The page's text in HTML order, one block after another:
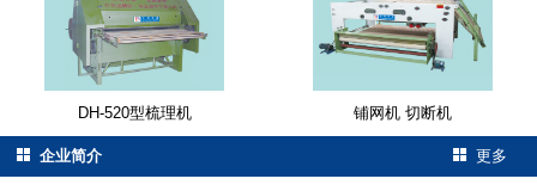
DH-520型梳理机 铺网机 切断机
企业简介 更多